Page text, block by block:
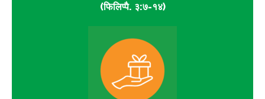
(फिलिप्पै. ३:७-१४)